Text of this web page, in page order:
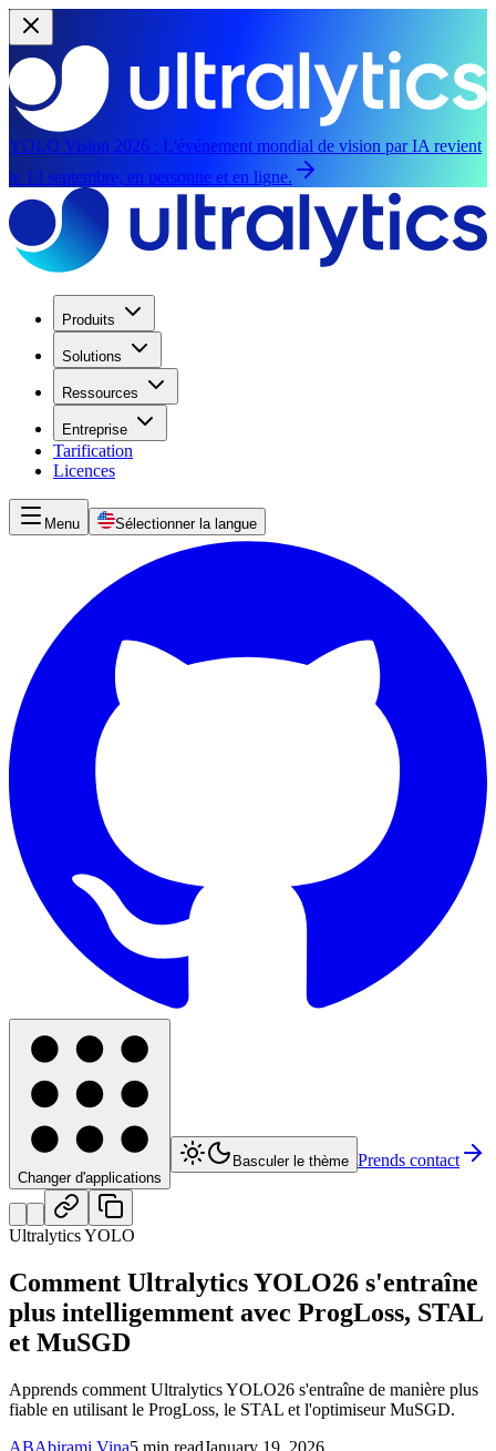
YOLO Vision 2026 : L'événement mondial de vision par IA revient
le 13 septembre, en personne et en ligne.
Produits
Solutions
Ressources
Entreprise
Tarification
Licences
Menu Sélectionner la langue
Changer d'applications
Basculer le thème Prends contact
Ultralytics YOLO
Comment Ultralytics YOLO26 s'entraîne
plus intelligemment avec ProgLoss, STAL
et MuSGD
Apprends comment Ultralytics YOLO26 s'entraîne de manière plus
fiable en utilisant le ProgLoss, le STAL et l'optimiseur MuSGD.
ABAbirami Vina5 min readJanuary 19, 2026